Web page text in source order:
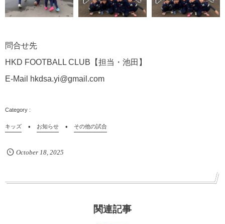
問合せ先
HKD FOOTBALL CLUB【担当・池田】
E-Mail hkdsa.yi@gmail.com
キッズ お知らせ その他の試合
October 18, 2025
関連記事